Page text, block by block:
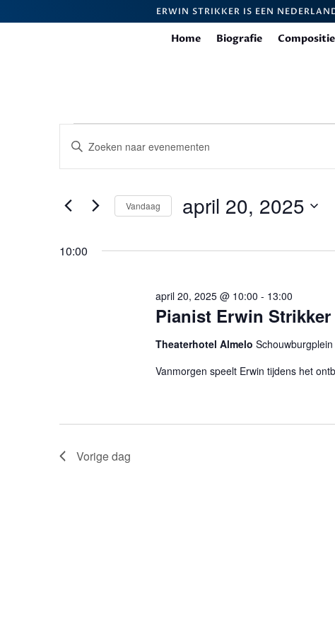
ERWIN STRIKKER IS EEN
Home Biografie
Evenementen
in
april
20,
2025
Zoeken
en
navigatie
Vul
keyword
Zoek
met
Vandaag april 20, 2025
10:00
Pianist Erwin Strikker
april 20, 2025 @ 10:00 - 13:00
Theaterhotel Almelo
Vanmorgen speelt Erwin tijdens het
Vorige dag